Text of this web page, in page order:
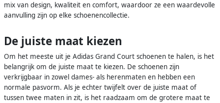
mix van design, kwaliteit en comfort, waardoor ze een waardevolle
aanvulling zijn op elke schoenencollectie.
De juiste maat kiezen
Om het meeste uit je Adidas Grand Court schoenen te halen, is het
belangrijk om de juiste maat te kiezen. De schoenen zijn
verkrijgbaar in zowel dames- als herenmaten en hebben een
normale pasvorm. Als je echter twijfelt over de juiste maat of
tussen twee maten in zit, is het raadzaam om de grotere maat te